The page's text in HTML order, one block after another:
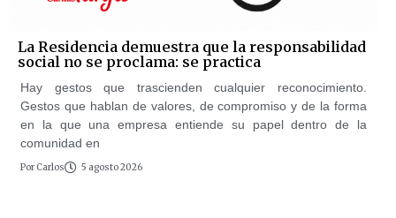
La Residencia demuestra que la responsabilidad
social no se proclama: se practica
Hay gestos que trascienden cualquier reconocimiento.
Gestos que hablan de valores, de compromiso y de la forma
en la que una empresa entiende su papel dentro de la
comunidad en
Por Carlos 5 agosto 2026